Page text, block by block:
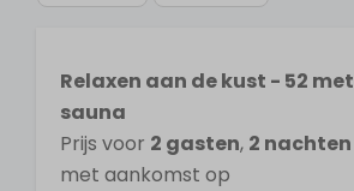
Rookmelder
Brandblusser
Relaxen aan de kust - 52 met
sauna
Prijs voor 2 gasten, 2 nachten
met aankomst op